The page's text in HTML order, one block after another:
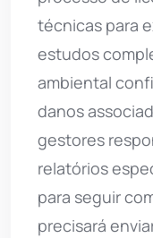
técnicas para
estudos
ambiental
danos
gestores
relatórios
para seguir
precisará